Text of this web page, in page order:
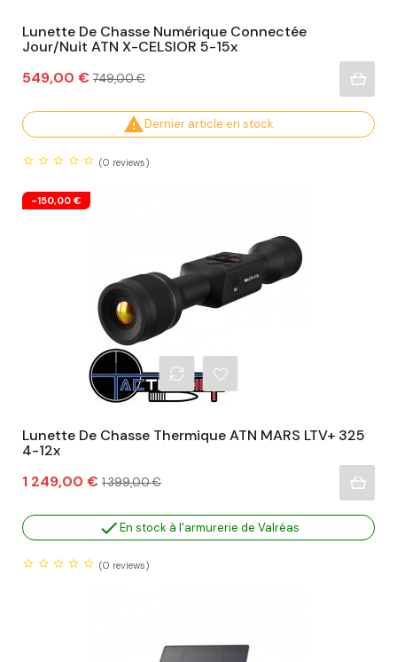
Lunette De Chasse Numérique Connectée
Jour/nuit ATN X-CELSIOR 5-15x
Prix
549,00 € Prix
749,00 €
Dernier article en stock
(0 reviews)
-150,00 €
Lunette De Chasse Thermique ATN MARS LTV+ 325
4-12x
Prix
1 249,00 € Prix
habituel
1 399,00 €
En stock à l'armurerie de Valréas
(0 reviews)